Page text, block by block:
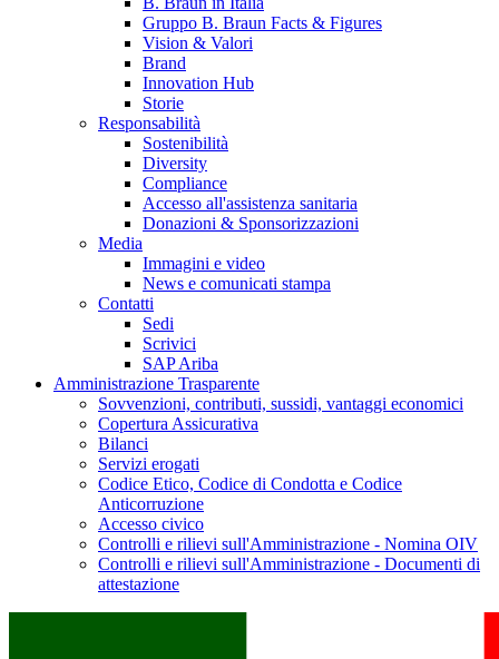
Gruppo B. Braun Facts & Figures
Vision & Valori
Brand
Innovation Hub
Storie
Responsabilità
Sostenibilità
Diversity
Compliance
Accesso all'assistenza sanitaria
Donazioni & Sponsorizzazioni
Media
Immagini e video
News e comunicati stampa
Contatti
Sedi
Scrivici
SAP Ariba
Amministrazione Trasparente
Sovvenzioni, contributi, sussidi, vantaggi economici
Copertura Assicurativa
Bilanci
Servizi erogati
Codice Etico, Codice di Condotta e Codice
Anticorruzione
Accesso civico
Controlli e rilievi sull'Amministrazione - Nomina OIV
Controlli e rilievi sull'Amministrazione - Documenti di
attestazione